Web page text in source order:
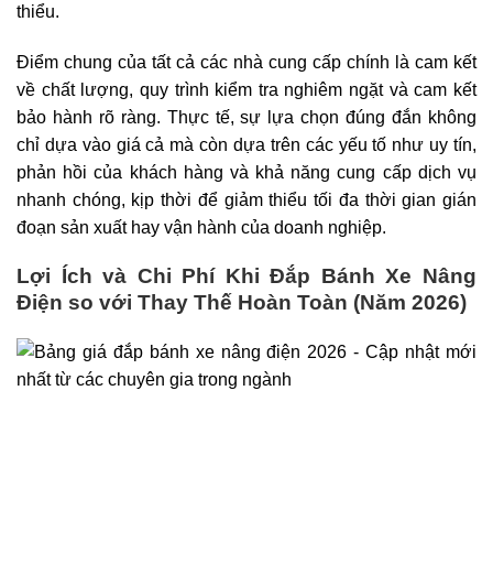
thiểu.
Điểm chung của tất cả các nhà cung cấp chính là cam kết
về chất lượng, quy trình kiểm tra nghiêm ngặt và cam kết
bảo hành rõ ràng. Thực tế, sự lựa chọn đúng đắn không
chỉ dựa vào giá cả mà còn dựa trên các yếu tố như uy tín,
phản hồi của khách hàng và khả năng cung cấp dịch vụ
nhanh chóng, kịp thời để giảm thiểu tối đa thời gian gián
đoạn sản xuất hay vận hành của doanh nghiệp.
Lợi Ích và Chi Phí Khi Đắp Bánh Xe Nâng
Điện so với Thay Thế Hoàn Toàn (Năm 2026)